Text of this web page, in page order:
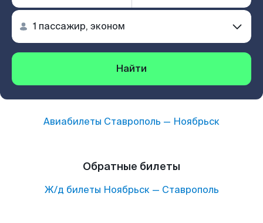
Найти
Авиабилеты Ставрополь — Ноябрьск
Обратные билеты
Ж/д билеты Ноябрьск— Ставрополь